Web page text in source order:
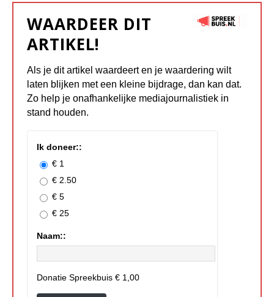
WAARDEER DIT
ARTIKEL!
Als je dit artikel waardeert en je waardering wilt
laten blijken met een kleine bijdrage, dan kan dat.
Zo help je onafhankelijke mediajournalistiek in
stand houden.
Ik doneer::
€ 1
€ 2.50
€ 5
€ 25
Naam::
Donatie Spreekbuis € 1,00